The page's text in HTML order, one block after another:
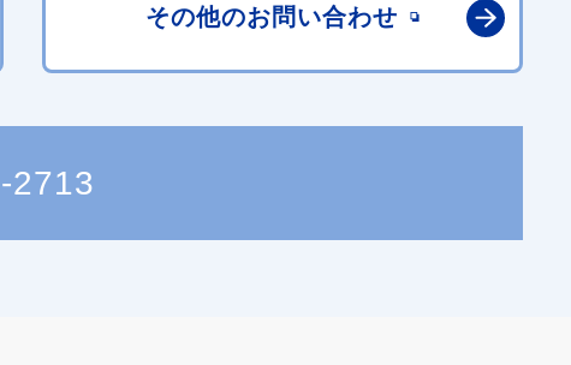
その他のお問い合わせ
2713